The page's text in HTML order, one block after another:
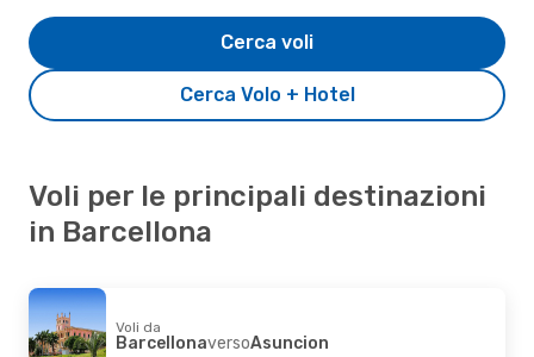
Cerca Volo + Hotel
Cerca voli
Voli per le principali destinazioni
in Barcellona
Voli da
BarcellonaversoAsuncion